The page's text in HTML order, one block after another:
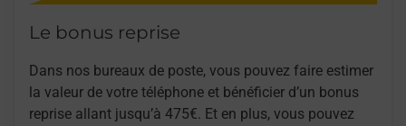
Le bonus reprise
Dans nos bureaux de poste, vous pouvez faire estimer
la valeur de votre téléphone et bénéficier d’un bonus
reprise allant jusqu’à 475€. Et en plus, vous pouvez